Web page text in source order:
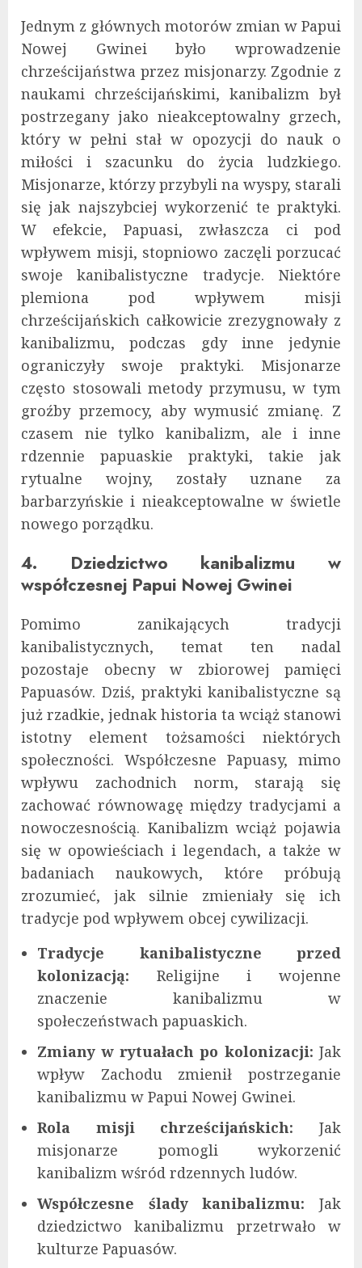
Jednym z głównych motorów zmian w Papui
Nowej Gwinei było wprowadzenie
chrześcijaństwa przez misjonarzy. Zgodnie z
naukami chrześcijańskimi, kanibalizm był
postrzegany jako nieakceptowalny grzech,
który w pełni stał w opozycji do nauk o
miłości i szacunku do życia ludzkiego.
Misjonarze, którzy przybyli na wyspy, starali
się jak najszybciej wykorzenić te praktyki.
W efekcie, Papuasi, zwłaszcza ci pod
wpływem misji, stopniowo zaczęli porzucać
swoje kanibalistyczne tradycje. Niektóre
plemiona pod wpływem misji
chrześcijańskich całkowicie zrezygnowały z
kanibalizmu, podczas gdy inne jedynie
ograniczyły swoje praktyki. Misjonarze
często stosowali metody przymusu, w tym
groźby przemocy, aby wymusić zmianę. Z
czasem nie tylko kanibalizm, ale i inne
rdzennie papuaskie praktyki, takie jak
rytualne wojny, zostały uznane za
barbarzyńskie i nieakceptowalne w świetle
nowego porządku.
4. Dziedzictwo kanibalizmu w
współczesnej Papui Nowej Gwinei
Pomimo zanikających tradycji
kanibalistycznych, temat ten nadal
pozostaje obecny w zbiorowej pamięci
Papuasów. Dziś, praktyki kanibalistyczne są
już rzadkie, jednak historia ta wciąż stanowi
istotny element tożsamości niektórych
społeczności. Współczesne Papuasy, mimo
wpływu zachodnich norm, starają się
zachować równowagę między tradycjami a
nowoczesnością. Kanibalizm wciąż pojawia
się w opowieściach i legendach, a także w
badaniach naukowych, które próbują
zrozumieć, jak silnie zmieniały się ich
tradycje pod wpływem obcej cywilizacji.
Tradycje kanibalistyczne przed
kolonizacją: Religijne i wojenne
znaczenie kanibalizmu w
społeczeństwach papuaskich.
Zmiany w rytuałach po kolonizacji: Jak
wpływ Zachodu zmienił postrzeganie
kanibalizmu w Papui Nowej Gwinei.
Rola misji chrześcijańskich: Jak
misjonarze pomogli wykorzenić
kanibalizm wśród rdzennych ludów.
Współczesne ślady kanibalizmu: Jak
dziedzictwo kanibalizmu przetrwało w
kulturze Papuasów.